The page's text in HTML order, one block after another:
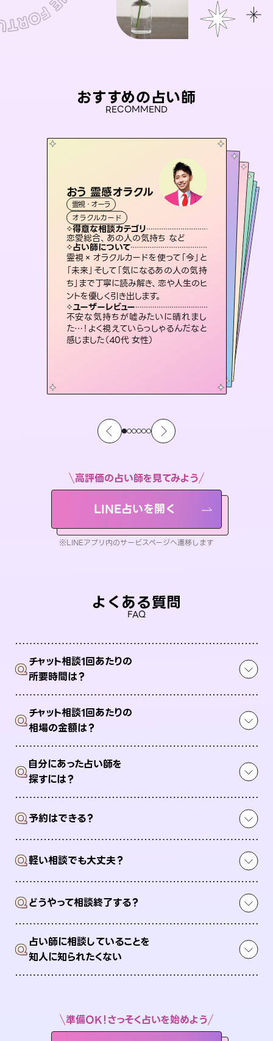
おすすめの占い師
RECOMMEND
おう 霊感オラクル
霊視・オーラ
オラクルカード
得意な相談カテゴリ
恋愛総合、あの人の気持ち など
占い師について
霊視×オラクルカードを使って「今」と
「未来」そして「気になるあの人の気持
ち」まで丁寧に読み解き、恋や人生のヒ
ントを優しく引き出します。
ユーザーレビュー
不安な気持ちが嘘みたいに晴れまし
た…！よく視えていらっしゃるんだなと
感じました（40代 女性）
アイリス -iris-
西洋占星術
ルーン
得意な相談カテゴリ
恋愛総合、片想い、二人の未来 など
占い師について
復縁、恋愛、不倫の行方、同性愛や片
思い、仕事関係や借金問題まで知りた
いことや心の負担になっていることを
紐解き、背中をそっと押して導きます。
ユーザーレビュー
安心感のあり、言い切ってくれる所や濁
さない鑑定のおかげで、毎回自分の気
持ちを整えられます（30代 男性）
桃源珠羽 とうげんみう）
霊視・オーラ
スピリチュアル・リーディング
得意な相談カテゴリ
片想い、あの人の気持ち、復縁 など
占い師について
恋愛のお悩みの中でも特に「曖昧な関
係」の相談を得意としており、友達以上
恋人未満なお相手との今後や本音を丁
寧に読み解き恋愛成就へと導きます。
ユーザーレビュー
鑑定していただいてアドバイス通りに行
動すると仲が復活してきました。ありが
とうございました（40代 女性）
セラピスト理恵
霊視・オーラ
スピリチュアル・リーディング
得意な相談カテゴリ
片想い、二人の未来、年の差 など
占い師について
連絡再開、復縁、成就などの報告実績多数。セラピストとして2万超の施術経験があるからこそできる鑑定で、より良い未来をサポートします。
ユーザーレビュー
とても心温まる鑑定でした。しかもこち
らは何も言っていないのに視えていらっ
しゃるんだなと驚きです（30代女性）
スピリチュアル・リーディング
得意な相談カテゴリ
片想い、あの人の気持ち、復縁 など
占い師について
3,700年以上の歴史を持つ東洋最古の
占術「易占」で詳細まで占い、幸せへ向
かう道筋を示します。厳しい結果にも具
体的な対策をお伝えします。
ユーザーレビュー
複雑な背景もしっかり聞いて鑑定して
いただけました。気持ちが楽になりまし
た（50代 女性）
霊視・オーラ 心理学
スピリチュアル・リーディング
得意な相談カテゴリ
出逢い、片想い、復縁 など
占い師について
未来には何パターンもの選択肢があり
ます。不安で視えにくくなっているあな
たの素敵な未来を見つけ、その未来を
選択できるようアドバイスします。
ユーザーレビュー
職場の人の性質や人間関係、本心など
本当によく視えていてびっくり。対策が
打てて前向きになれます（40代）
高評価の占い師を見てみよう
LINE占いを開く
※LINEアプリ内のサービスページへ遷移します
よくある質問
FAQ
Qチャット相談1回あたりの
所要時間は？
Qチャット相談1回あたりの
相場の金額は？
Q自分にあった占い師を
探すには？
Q予約はできる？
Q軽い相談でも大丈夫？
Qどうやって相談終了する？
Q占い師に相談していることを
知人に知られたくない
準備OK！さっそく占いを始めよう